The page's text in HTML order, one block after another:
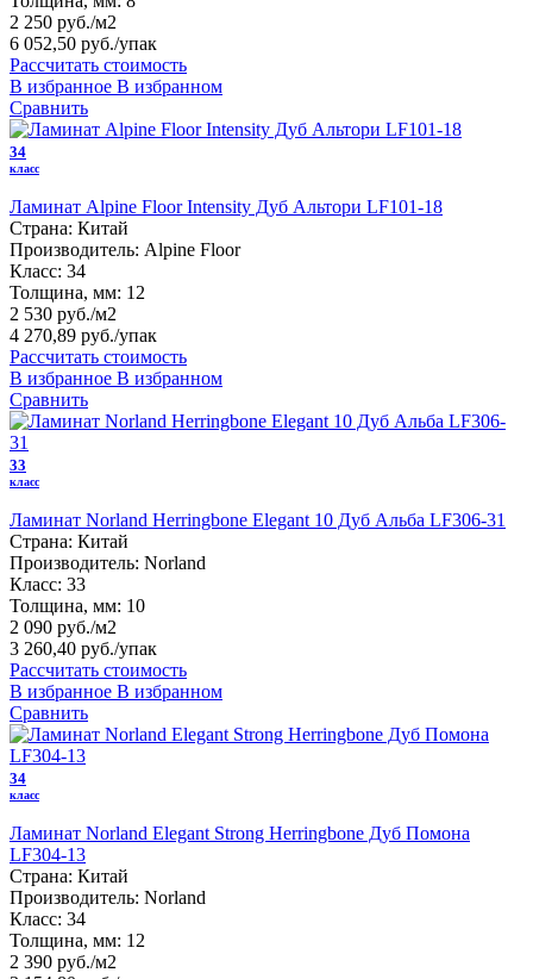
2 250 руб./м2
6 052,50 руб./упак
Рассчитать стоимость
В избранное В избранном
Сравнить
34
класс
Ламинат Alpine Floor Intensity Дуб Альтори LF101-18
Страна: Китай
Производитель: Alpine Floor
Класс: 34
Толщина, мм: 12
2 530 руб./м2
4 270,89 руб./упак
Рассчитать стоимость
В избранное В избранном
Сравнить
33
класс
Ламинат Norland Herringbone Elegant 10 Дуб Альба LF306-31
Страна: Китай
Производитель: Norland
Класс: 33
Толщина, мм: 10
2 090 руб./м2
3 260,40 руб./упак
Рассчитать стоимость
В избранное В избранном
Сравнить
34
класс
Ламинат Norland Elegant Strong Herringbone Дуб Помона
LF304-13
Страна: Китай
Производитель: Norland
Класс: 34
Толщина, мм: 12
2 390 руб./м2